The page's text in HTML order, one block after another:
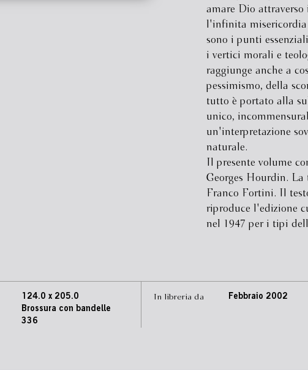
amare Dio attraverso
l'infinita
sono i punti
i vertici morali e
raggiunge anche a
pessimismo, della
tutto è portato alla
unico,
un'interpretazione
naturale.
Il presente volume
Georges Hourdin. La
Franco Fortini. Il
riproduce l'edizione
nel 1947 per i tipi
124.0 x 205.0
Brossura con bandelle
336
In libreria da Febbraio 2002